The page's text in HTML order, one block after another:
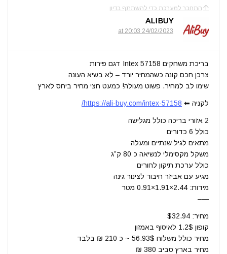
התחבר למערכת כדי להשתתף בדיון
ALIBUY
24/02/2023 at 20:03
בריכת משחקים Intex 57158 דגם פירות
צרכן חכם קונה כשהמחיר יורד – לא בשיא העונה
שימו לב למחיר. פשוט מעולה! כמעט חצי מחיר ביחס לארץ
לקניה ⬅ https://ali-buy.com/intex-57158/
2 אזורי בריכה כולל מגלישה
כולל 6 כדורים
מתאים לגיל שנתיים ומעלה
משקל מקסימלי לנשיאה כ 80 ק”ג
כולל ערכת תיקון לחורים
מגיע עם אביזר חיבור לצינור גינה
מידות: 2.44×1.91×0.91 מטר
—–
מחיר: $32.94
קופון 1.2$ לאיסוף באמזון
מחיר כולל משלוח 56.93$ ~ כ 210 ₪ בלבד
מחיר בארץ סביב 380 ₪